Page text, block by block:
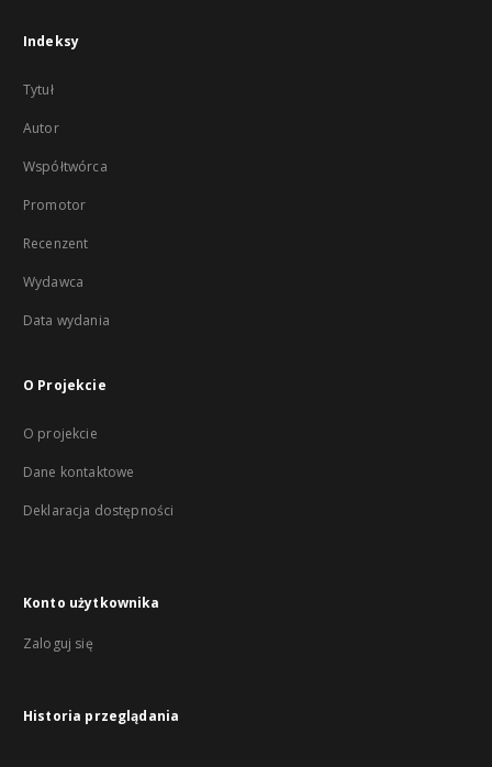
Indeksy
Tytuł
Autor
Współtwórca
Promotor
Recenzent
Wydawca
Data wydania
O Projekcie
O projekcie
Dane kontaktowe
Deklaracja dostępności
Konto użytkownika
Zaloguj się
Historia przeglądania